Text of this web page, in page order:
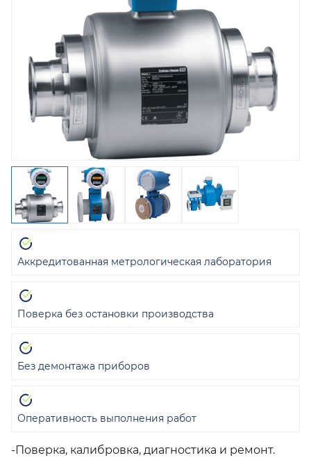
-Поверка, калибровка, диагностика и ремонт.
Аккредитованная метрологическая лаборатория
Поверка без остановки производства
Без демонтажа приборов
Оперативность выполнения работ